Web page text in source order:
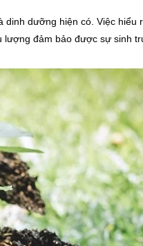
dưỡng hiện có. Việc hiểu
đảm bảo được sự sinh